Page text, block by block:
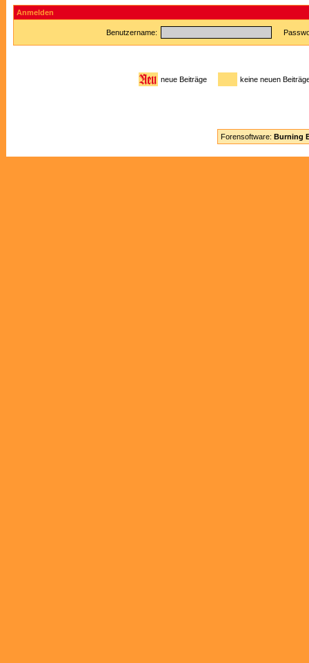
Anmelden
Benutzername:
neue Beiträge keine neuen
Forensoftware: Burning